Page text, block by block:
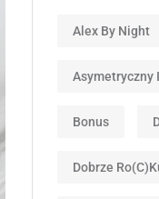
Alex By Night
Asymetryczny
Bonus
Dobrze